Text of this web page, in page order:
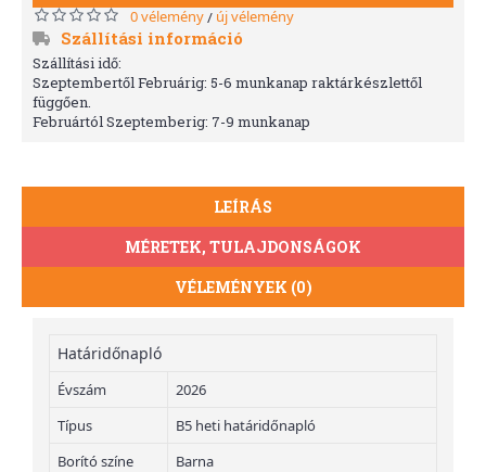
0 vélemény/ új vélemény
Szállítási információ
Szállítási idő:
Szeptembertől Februárig: 5-6 munkanap raktárkészlettől
függően.
Februártól Szeptemberig: 7-9 munkanap
LEÍRÁS
MÉRETEK, TULAJDONSÁGOK
VÉLEMÉNYEK (0)
Határidőnapló
Évszám
2026
Típus
B5 heti határidőnapló
Borító színe
Barna